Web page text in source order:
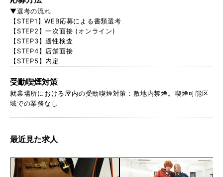
▼選考の流れ
【STEP1】WEB応募による書類選考
【STEP2】一次面接 (オンライン)
【STEP3】適性検査
【STEP4】店舗面接
【STEP5】内定
受動喫煙対策
就業場所における屋内の受動喫煙対策：敷地内禁煙。喫煙可能区
域での業務なし
最近見た求人